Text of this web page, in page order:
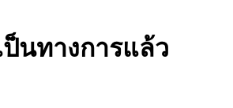
ป็นทางการแล้ว